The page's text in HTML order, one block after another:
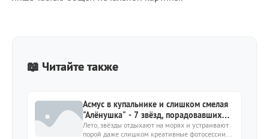
📖 Читайте также
Асмус в купальнике и слишком смелая
"Алёнушка" - 7 звёзд, порадовавших
сочными фото
Лето, звёзды отдыхают на морях и устраивают
порой даже слишком креативные фотосессии...